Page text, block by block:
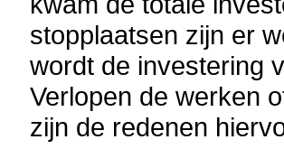
stopplaatsen zijn er
wordt de investering
Verlopen de werken
zijn de redenen